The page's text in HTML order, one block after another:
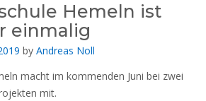
Hemeln ist
einmalig
by Andreas Noll
macht im kommenden Juni bei zwei
mit.